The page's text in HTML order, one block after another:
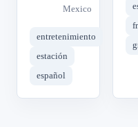
Mexico
entretenimiento
estación
español